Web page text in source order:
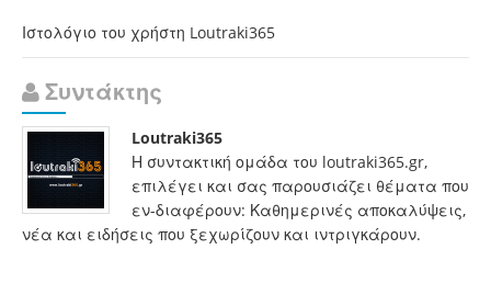
Ιστολόγιο του χρήστη Loutraki365
Συντάκτης
Loutraki365
Η συντακτική ομάδα του loutraki365.gr,
επιλέγει και σας παρουσιάζει θέματα που
εν-διαφέρουν: Καθημερινές αποκαλύψεις,
νέα και ειδήσεις που ξεχωρίζουν και ιντριγκάρουν.